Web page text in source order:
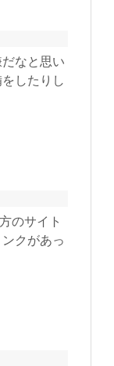
なと思い
したりし
のサイト
クがあっ